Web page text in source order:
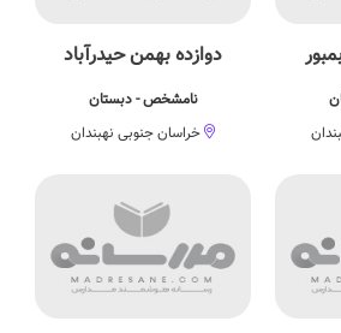
دوازده بهمن حیدرآباد
نامشخص - دبستان
خراسان جنوبی نهبندان